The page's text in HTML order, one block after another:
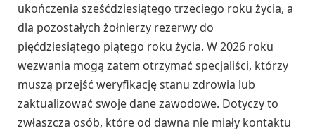
ukończenia sześćdziesiątego trzeciego roku życia, a
dla pozostałych żołnierzy rezerwy do
pięćdziesiątego piątego roku życia. W 2026 roku
wezwania mogą zatem otrzymać specjaliści, którzy
muszą przejść weryfikację stanu zdrowia lub
zaktualizować swoje dane zawodowe. Dotyczy to
zwłaszcza osób, które od dawna nie miały kontaktu